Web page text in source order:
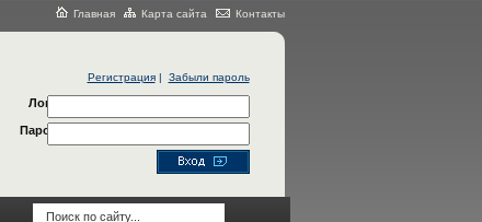
Главная Карта сайта Контакты
Регистрация| Забыли пароль
Логин
Пароль